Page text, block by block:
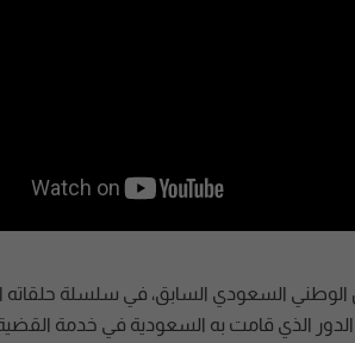
السعودي السابق، في سلسلة حلقاته
الذي قامت به السعودية في خدمة